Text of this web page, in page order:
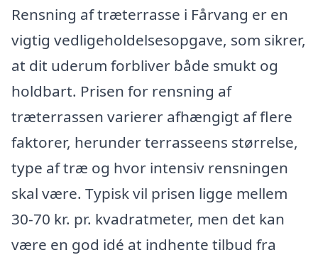
Rensning af træterrasse i Fårvang er en
vigtig vedligeholdelsesopgave, som sikrer,
at dit uderum forbliver både smukt og
holdbart. Prisen for rensning af
træterrassen varierer afhængigt af flere
faktorer, herunder terrasseens størrelse,
type af træ og hvor intensiv rensningen
skal være. Typisk vil prisen ligge mellem
30-70 kr. pr. kvadratmeter, men det kan
være en god idé at indhente tilbud fra